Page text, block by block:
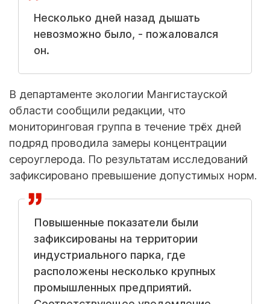
Несколько дней назад дышать
невозможно было, - пожаловался
он.
В департаменте экологии Мангистауской
области сообщили редакции, что
мониторинговая группа в течение трёх дней
подряд проводила замеры концентрации
сероуглерода. По результатам исследований
зафиксировано превышение допустимых норм.
Повышенные показатели были
зафиксированы на территории
индустриального парка, где
расположены несколько крупных
промышленных предприятий.